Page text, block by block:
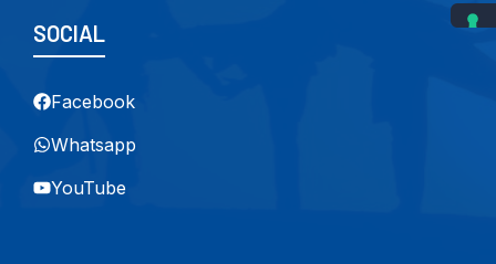
SOCIAL
Facebook
Whatsapp
YouTube